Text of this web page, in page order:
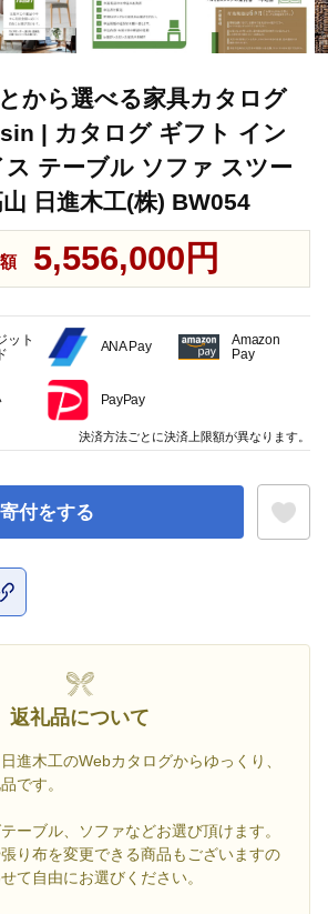
から選べる家具カタログ
| カタログ ギフト イン
テーブル ソファ スツー
日進木工(株) BW054
5,556,000円
寄付をする
返礼品について
進木工のWebカタログからゆっくり、
です。
ーブル、ソファなどお選び頂けます。
り布を変更できる商品もございますの
て自由にお選びください。
ット
ANA Pay
Amazon
Pay
PayPay
決済方法ごとに決済上限額が異なります。